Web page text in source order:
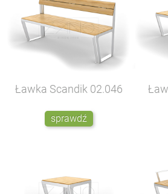
Ławka Scandik 02.046
sprawdź